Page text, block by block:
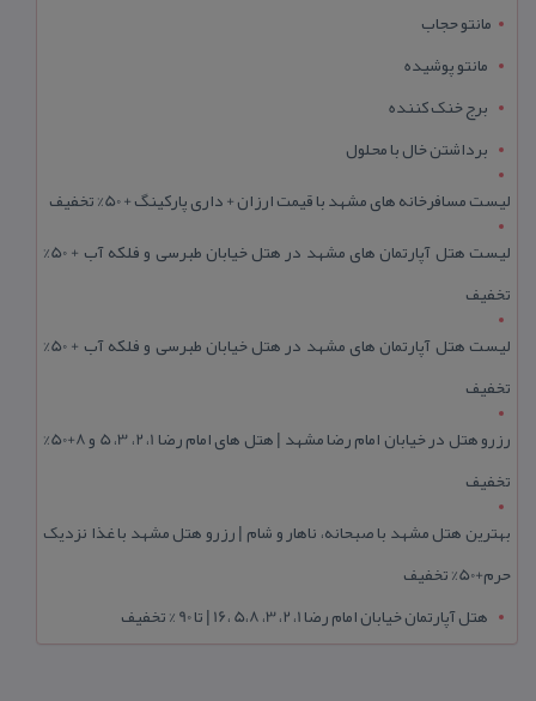
مانتو حجاب
مانتو پوشیده
برج خنک کننده
برداشتن خال با محلول
لیست مسافرخانه های مشهد با قیمت ارزان + داری پارکینگ + 50% تخفیف
لیست هتل آپارتمان های مشهد در هتل خیابان طبرسی و فلکه آب + 50%
تخفیف
لیست هتل آپارتمان های مشهد در هتل خیابان طبرسی و فلکه آب + 50%
تخفیف
رزرو هتل در خیابان امام رضا مشهد | هتل‌ های امام رضا 1، 2، 3، 5 و 8+50%
تخفیف
بهترین هتل مشهد با صبحانه، ناهار و شام | رزرو هتل مشهد با غذا نزدیک
حرم+50% تخفیف
هتل آپارتمان خیابان امام رضا 1، 2، 3، 5،8 ،16 | تا 90 % تخفیف